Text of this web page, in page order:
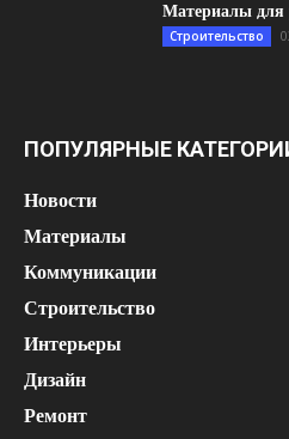
Материалы для
Строительство
ПОПУЛЯРНЫЕ
Новости
Материалы
Коммуникации
Строительство
Интерьеры
Дизайн
Ремонт